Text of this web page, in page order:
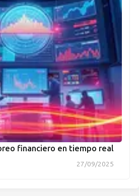
financiero en tiempo real
27/09/2025